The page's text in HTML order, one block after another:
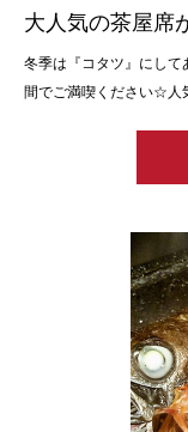
大人気の茶屋席
冬季は『コタツ』にして
間でご満喫ください☆人